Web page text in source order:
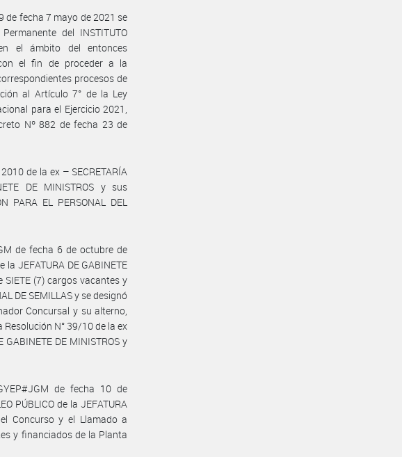
de fecha 7 mayo de 2021 se
del INSTITUTO
en el ámbito del entonces
con el fin de proceder a la
procesos de
al Artículo 7° de la Ley
para el Ejercicio 2021,
Nº 882 de fecha 23 de
de la ex – SECRETARÍA
DE MINISTROS y sus
PARA EL PERSONAL DEL
de fecha 6 de octubre de
la JEFATURA DE GABINETE
SIETE (7) cargos vacantes y
DE SEMILLAS y se designó
Concursal y su alterno,
N° 39/10 de la ex
GABINETE DE MINISTROS y
de fecha 10 de
PÚBLICO de la JEFATURA
Concurso y el Llamado a
y financiados de la Planta